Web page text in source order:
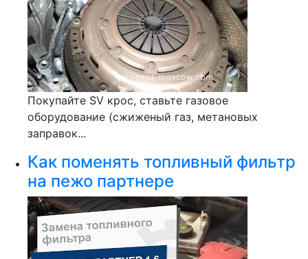
Покупайте SV крос, ставьте газовое
оборудование (сжиженый газ, метановых
заправок...
Как поменять топливный фильтр
на пежо партнере